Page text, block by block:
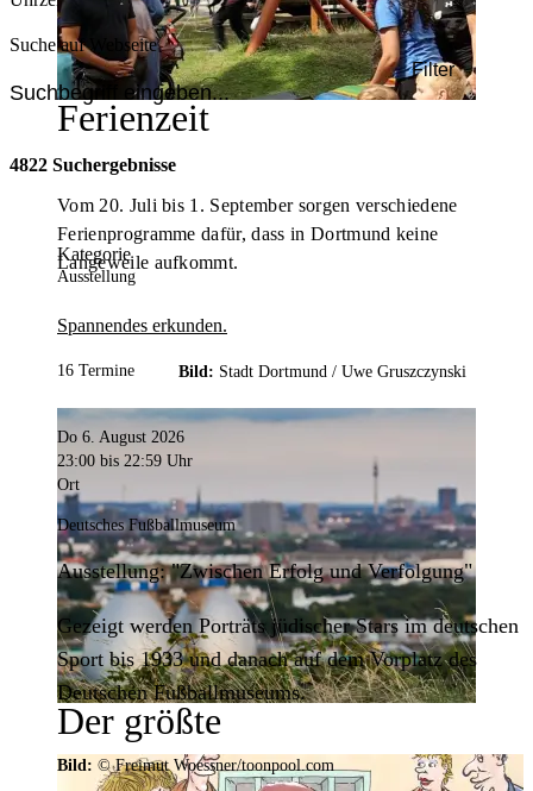
Ferienzeit
Vom 20. Juli bis 1. September sorgen verschiedene
Ferienprogramme dafür, dass in Dortmund keine
Langeweile aufkommt.
Spannendes erkunden.
Bild: Stadt Dortmund / Uwe Gruszczynski
Der größte
Veranstaltungskalender der
Suche auf Webseite
Filter
4822 Suchergebnisse
Kategorie
Ausstellung
16 Termine
Do 6. August 2026
23:00 bis 22:59 Uhr
Ort
Deutsches Fußballmuseum
Ausstellung: "Zwischen Erfolg und Verfolgung"
Gezeigt werden Porträts jüdischer Stars im deutschen
Sport bis 1933 und danach auf dem Vorplatz des
Deutschen Fußballmuseums.
Bild: © Freimut Woessner/toonpool.com